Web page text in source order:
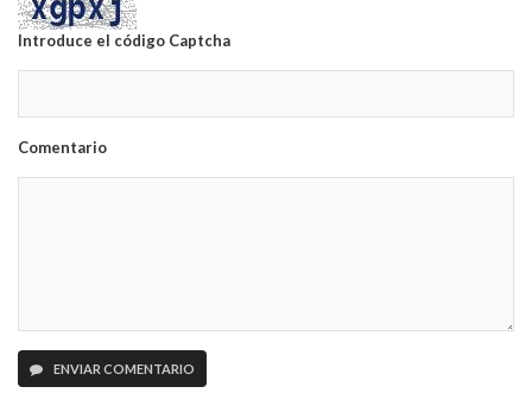
Introduce el código Captcha
Comentario
ENVIAR COMENTARIO